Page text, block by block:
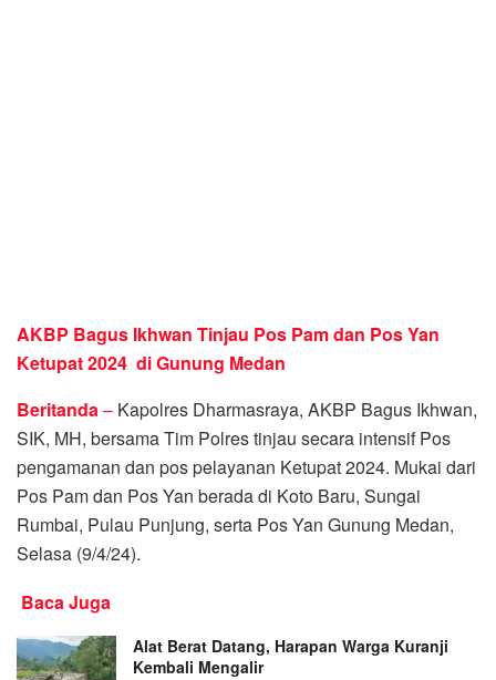
AKBP Bagus Ikhwan Tinjau Pos Pam dan Pos Yan
Ketupat 2024 di Gunung Medan
Beritanda– Kapolres Dharmasraya, AKBP Bagus Ikhwan,
SIK, MH, bersama Tim Polres tinjau secara intensif Pos
pengamanan dan pos pelayanan Ketupat 2024. Mukai dari
Pos Pam dan Pos Yan berada di Koto Baru, Sungai
Rumbai, Pulau Punjung, serta Pos Yan Gunung Medan,
Selasa (9/4/24).
Baca Juga
Alat Berat Datang, Harapan Warga Kuranji
Kembali Mengalir